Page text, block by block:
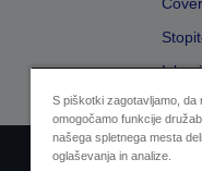
S piškotki zagotavljamo, da
omogočamo funkcije
našega spletnega mesta
oglaševanja in analize.